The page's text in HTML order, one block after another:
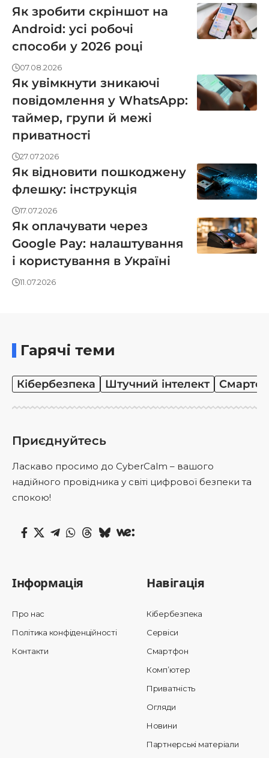
Як зробити скріншот на
Android: усі робочі
способи у 2026 році
07.08.2026
Як увімкнути зникаючі
повідомлення у WhatsApp:
таймер, групи й межі
приватності
27.07.2026
Як відновити пошкоджену
флешку: інструкція
17.07.2026
Як оплачувати через
Google Pay: налаштування
і користування в Україні
11.07.2026
Гарячі теми
Кібербезпека Штучний інтелект
Приєднуйтесь
Ласкаво просимо до CyberCalm – вашого
надійного провідника у світі цифрової безпеки та
спокою!
Інформація
Про нас
Політика конфіденційності
Контакти
Навігація
Кібербезпека
Сервіси
Смартфон
Комп’ютер
Приватність
Огляди
Новини
Партнерські матеріали